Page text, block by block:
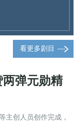
看更多剧目
弹元勋精
主创人员创作完成，